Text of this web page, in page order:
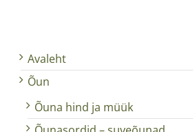
Avaleht
Õun
Õuna hind ja müük